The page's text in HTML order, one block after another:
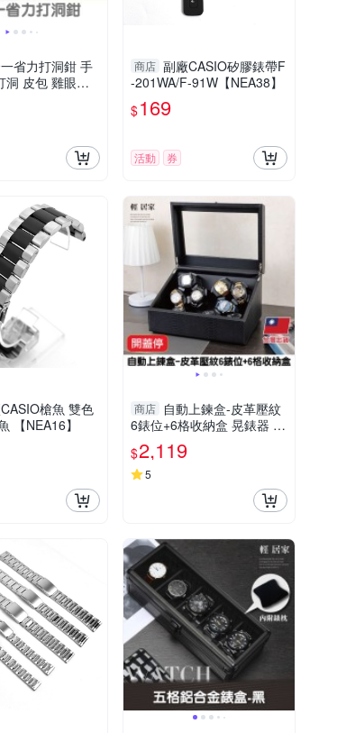
省力打洞鉗 手
洞 皮包 雞眼鉗
機打孔器 打洞
居家8430
商店 副廠CASIO矽膠錶帶F
-201WA/F-91W【NEA38】
$169
活動 券
槍魚 雙色
【NEA16】
商店 自動上鍊盒-皮革壓紋
6錶位+6格收納盒 晃錶器 全
自動搖錶器 搖錶器-輕居家8
775
$2,119
5